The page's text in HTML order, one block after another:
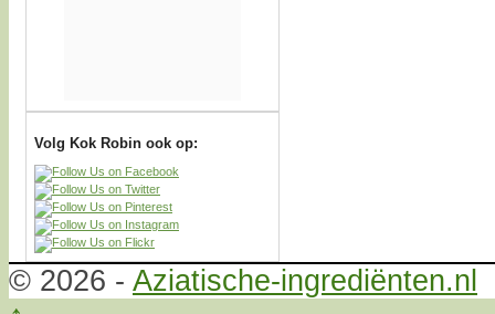
Volg Kok Robin ook op:
© 2026 - Aziatische-ingrediënten.nl